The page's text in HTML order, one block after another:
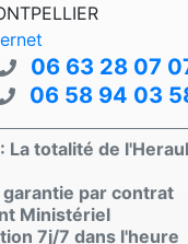
06 63 28 07
06 58 94 03
La totalité de
garantie par contrat
Ministériel
7j/7 dans l'heure